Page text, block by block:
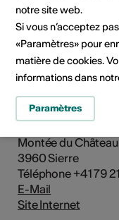
Institution /
Rencontres
Montée du Château
3960 Sierre
Téléphone +41 79
E-Mail
Site Internet
notre site web.
Si vous n’acceptez
«Paramètres» pour
matière de cookies.
informations dans
Paramètres